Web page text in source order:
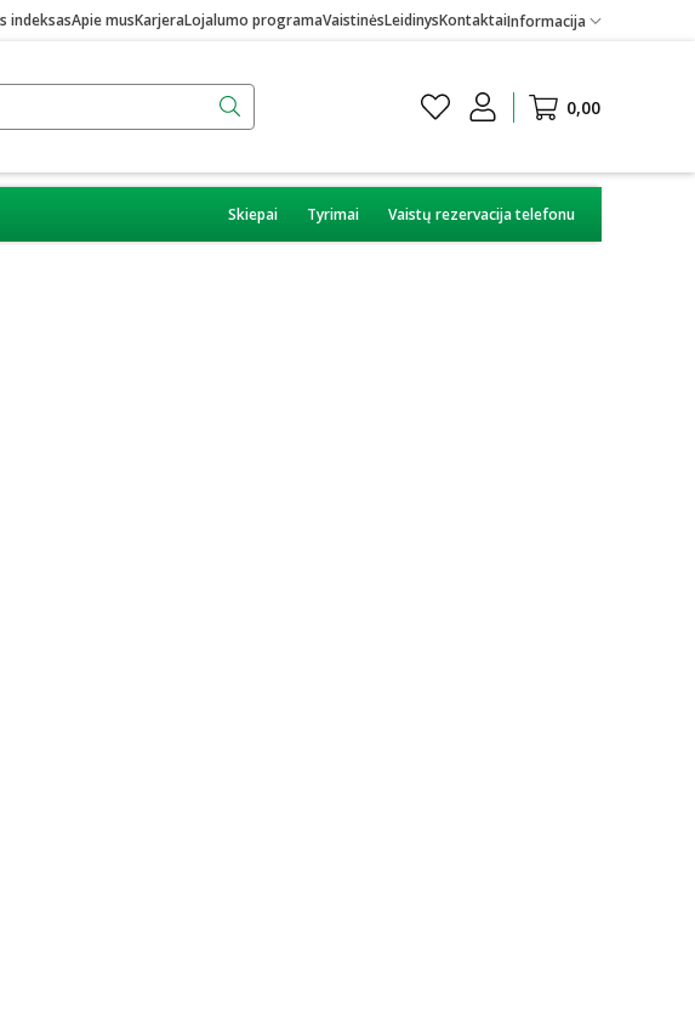
indeksasApie musKarjeraLojalumo programaVaistinėsLeidinysKontaktaiInformacija
0,00
Skiepai Tyrimai Vaistų rezervacija telefonu